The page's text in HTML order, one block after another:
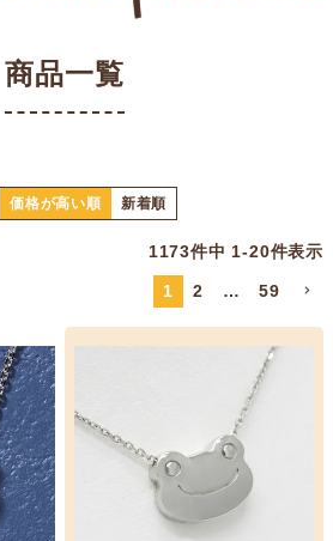
商品一覧
価格が高い順 新着順
1173件中 1-20件表示
1 2 … 59